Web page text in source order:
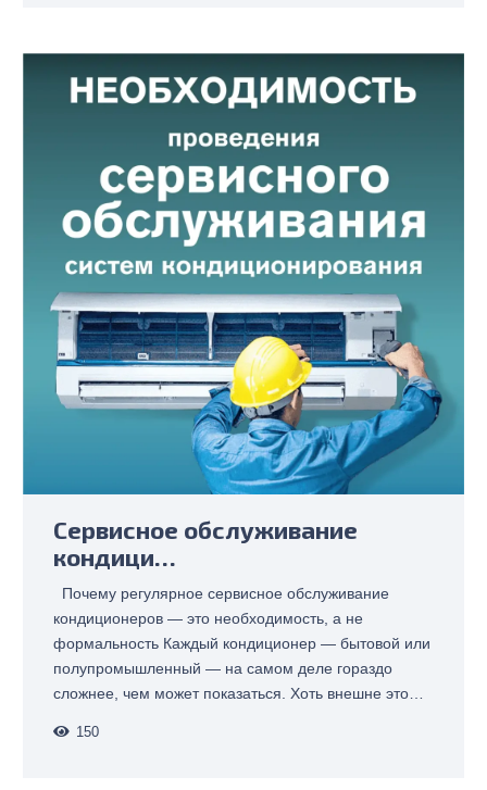
Cервисное обслуживание
кондици…
Почему регулярное сервисное обслуживание
кондиционеров — это необходимость, а не
формальность Каждый кондиционер — бытовой или
полупромышленный — на самом деле гораздо
сложнее, чем может показаться. Хоть внешне это…
150